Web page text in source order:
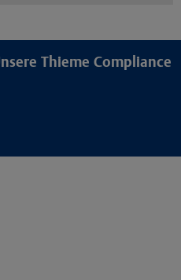
Thieme Compliance